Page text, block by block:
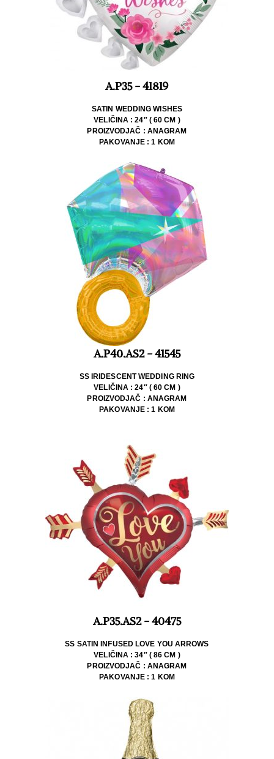
A.P35 - 41819
SATIN WEDDING WISHES
VELIČINA : 24″ ( 60 CM )
PROIZVODJAČ : ANAGRAM
PAKOVANJE : 1 KOM
A.P40.AS2 - 41545
SS IRIDESCENT WEDDING RING
VELIČINA : 24″ ( 60 CM )
PROIZVODJAČ : ANAGRAM
PAKOVANJE : 1 KOM
A.P35.AS2 - 40475
SS SATIN INFUSED LOVE YOU ARROWS
VELIČINA : 34″ ( 86 CM )
PROIZVODJAČ : ANAGRAM
PAKOVANJE : 1 KOM